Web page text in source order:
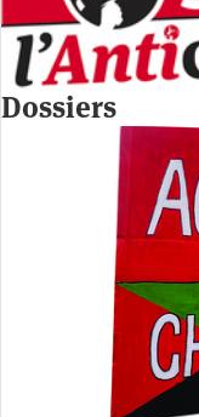
Dossiers